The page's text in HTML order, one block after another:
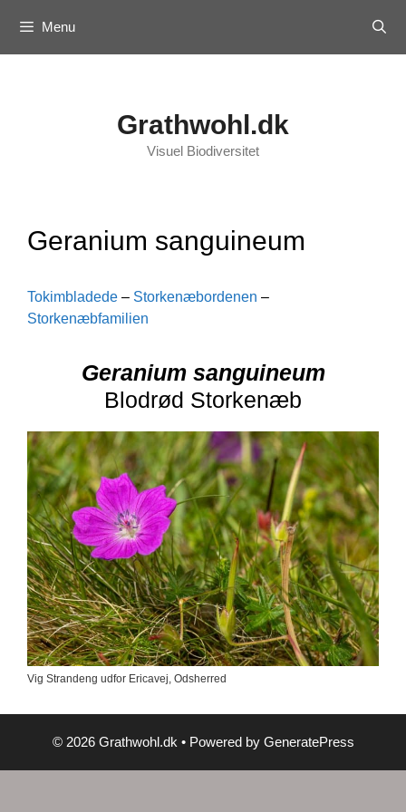
content
Menu
Grathwohl.dk
Visuel Biodiversitet
Geranium sanguineum
Tokimbladede – Storkenæbordenen –
Storkenæbfamilien
Geranium sanguineum
Blodrød Storkenæb
Vig Strandeng udfor Ericavej, Odsherred
© 2026 Grathwohl.dk • Powered by GeneratePress